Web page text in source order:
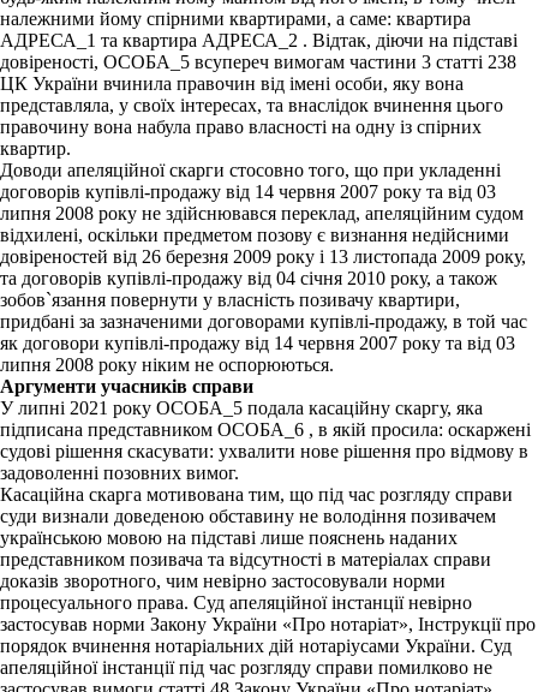
належними йому спірними квартирами, а саме: квартира
АДРЕСА_1 та квартира АДРЕСА_2 . Відтак, діючи на підставі
довіреності, ОСОБА_5 всупереч вимогам частини 3 статті 238
ЦК України вчинила правочин від імені особи, яку вона
представляла, у своїх інтересах, та внаслідок вчинення цього
правочину вона набула право власності на одну із спірних
квартир.
Доводи апеляційної скарги стосовно того, що при укладенні
договорів купівлі-продажу від 14 червня 2007 року та від 03
липня 2008 року не здійснювався переклад, апеляційним судом
відхилені, оскільки предметом позову є визнання недійсними
довіреностей від 26 березня 2009 року і 13 листопада 2009 року,
та договорів купівлі-продажу від 04 січня 2010 року, а також
зобов`язання повернути у власність позивачу квартири,
придбані за зазначеними договорами купівлі-продажу, в той час
як договори купівлі-продажу від 14 червня 2007 року та від 03
липня 2008 року ніким не оспорюються.
Аргументи учасників справи
У липні 2021 року ОСОБА_5 подала касаційну скаргу, яка
підписана представником ОСОБА_6 , в якій просила: оскаржені
судові рішення скасувати: ухвалити нове рішення про відмову в
задоволенні позовних вимог.
Касаційна скарга мотивована тим, що під час розгляду справи
суди визнали доведеною обставину не володіння позивачем
українською мовою на підставі лише пояснень наданих
представником позивача та відсутності в матеріалах справи
доказів зворотного, чим невірно застосовували норми
процесуального права. Суд апеляційної інстанції невірно
застосував норми Закону України «Про нотаріат», Інструкції про
порядок вчинення нотаріальних дій нотаріусами України. Суд
апеляційної інстанції під час розгляду справи помилково не